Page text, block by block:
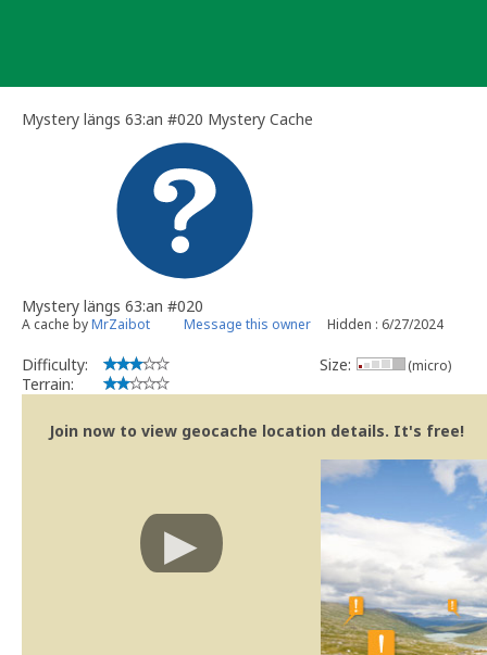
Mystery längs 63:an #020 Mystery Cache
Mystery längs 63:an #020
A cache byMrZaibot Message this owner Hidden : 6/27/2024
Difficulty:
Terrain:
Size: (micro)
Join now to view geocache location details. It's free!